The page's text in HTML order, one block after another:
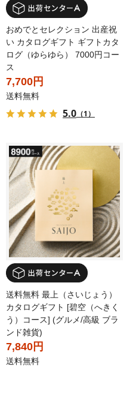
おめでとセレクション 出産祝
い カタログギフト ギフトカタ
ログ（ゆらゆら） 7000円コー
ス
7,700円
送料無料
5.0 （1）
送料無料 最上（さいじょう）
カタログギフト [碧空（へきく
う）コース] (グルメ/高級 ブラ
ンド雑貨)
7,840円
送料無料